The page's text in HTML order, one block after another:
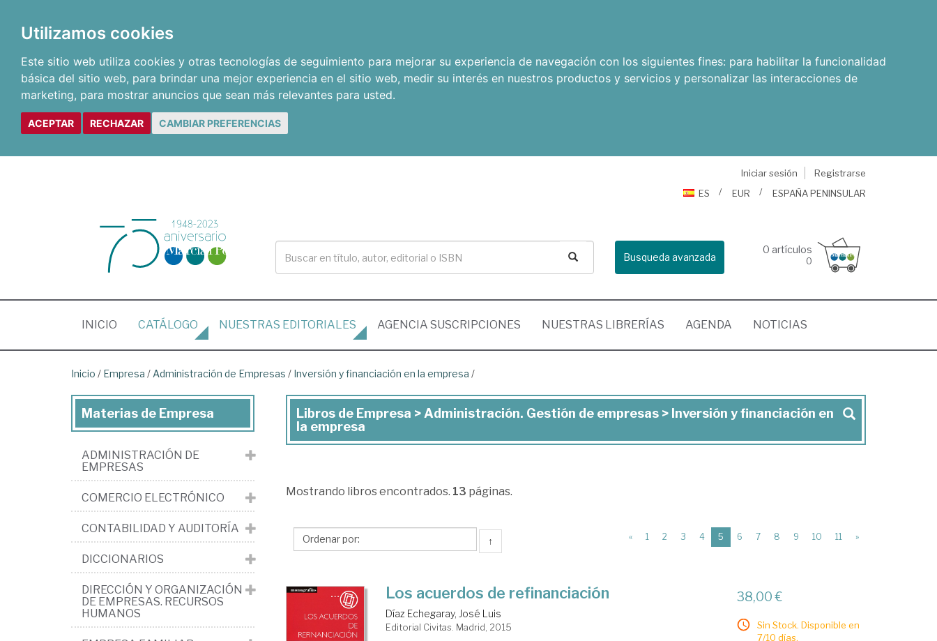
Utilizamos cookies
Este sitio web utiliza cookies y otras tecnologías de seguimiento para mejorar su experiencia de navegación con los siguientes fines: para habilitar la funcionalidad
básica del sitio web, para brindar una mejor experiencia en el sitio web, medir su interés en nuestros productos y servicios y personalizar las interacciones de
marketing, para mostrar anuncios que sean más relevantes para usted.
ACEPTAR RECHAZAR CAMBIAR PREFERENCIAS
Iniciar sesión
Registrarse
ES
EUR ESPAÑA PENINSULAR
Busqueda avanzada
0 artículos
0
INICIO (CURRENT)
CATÁLOGO NUESTRAS EDITORIALES AGENCIA SUSCRIPCIONES NUESTRAS LIBRERÍAS AGENDA NOTICIAS
Inicio / Empresa / Administración de Empresas / Inversión y financiación en la empresa /
Libros
de
>
Gestión
de
>
Inversión
y
Libros de Empresa > Administración. Gestión de empresas > Inversión y financiación en
la empresa
Mostrando libros encontrados. 13 páginas.
↑ « 1 2 3 4 5 (current)
6 7 8 9 10 11 »
Los acuerdos de refinanciación
Díaz Echegaray, José Luis
Editorial Civitas. Madrid, 2015
38,00 €
Sin Stock. Disponible en
7/10 días.
Materias de Empresa
ADMINISTRACIÓN DE
EMPRESAS
COMERCIO ELECTRÓNICO
CONTABILIDAD Y AUDITORÍA
DICCIONARIOS
DIRECCIÓN Y ORGANIZACIÓN
DE EMPRESAS. RECURSOS
HUMANOS